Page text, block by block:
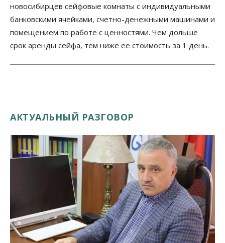
новосибирцев сейфовые комнаты с индивидуальными
банковскими ячейками, счетно-денежными машинами и
помещением по работе с ценностями. Чем дольше
срок аренды сейфа, тем ниже ее стоимость за 1 день.
АКТУАЛЬНЫЙ РАЗГОВОР